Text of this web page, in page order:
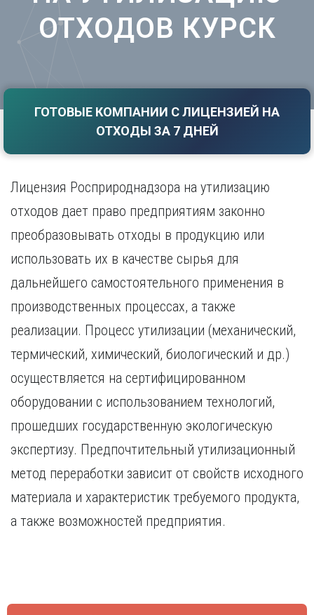
Волгоград
Воронеж
И
Иркутск
К
Калининград
Калуга
Кемерово
Краснодар
Красноярск
Курск
Л
Липецк
М
Магнитогорск
Махачкала
Набережные Челны
Нижний Новгород
Севастополь
Т
Тверь
Томск
Тула
У
Ульяновск
Уфа
Х
Хабаровск
Ч
Чебоксары
Череповец
Чита
Я
Ярославль
ОТХОДОВ КУРСК
ГОТОВЫЕ КОМПАНИИ С ЛИЦЕНЗИЕЙ НА
ОТХОДЫ ЗА 7 ДНЕЙ
Лицензия Росприроднадзора на утилизацию
отходов дает право предприятиям законно
преобразовывать отходы в продукцию или
использовать их в качестве сырья для
дальнейшего самостоятельного применения в
производственных процессах, а также
реализации. Процесс утилизации (механический,
термический, химический, биологический и др.)
осуществляется на сертифицированном
оборудовании с использованием технологий,
прошедших государственную экологическую
экспертизу. Предпочтительный утилизационный
метод переработки зависит от свойств исходного
материала и характеристик требуемого продукта,
а также возможностей предприятия.